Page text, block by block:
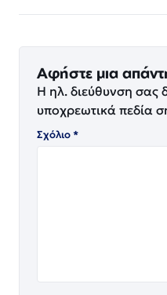
Αφήστε μια
Η ηλ. διεύθυνση σας
υποχρεωτικά πεδία
Σχόλιο*